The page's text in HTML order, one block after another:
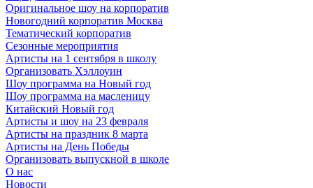
Оригинальное шоу на корпоратив
Новогодний корпоратив Москва
Тематический корпоратив
Сезонные мероприятия
Артисты на 1 сентября в школу
Организовать Хэллоуин
Шоу программа на Новый год
Шоу программа на масленицу
Китайский Новый год
Артисты и шоу на 23 февраля
Артисты на праздник 8 марта
Артисты на День Победы
Организовать выпускной в школе
О нас
Новости